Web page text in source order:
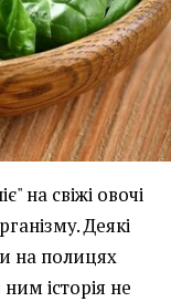
на свіжі овочі
Деякі
на полицях
історія не